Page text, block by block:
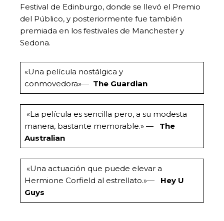
Festival de Edinburgo, donde se llevó el Premio
del Público, y posteriormente fue también
premiada en los festivales de Manchester y
Sedona.
«Una película nostálgica y
conmovedora»— The Guardian
«La película es sencilla pero, a su modesta
manera, bastante memorable.» — The
Australian
«Una actuación que puede elevar a
Hermione Corfield al estrellato.»— Hey U
Guys